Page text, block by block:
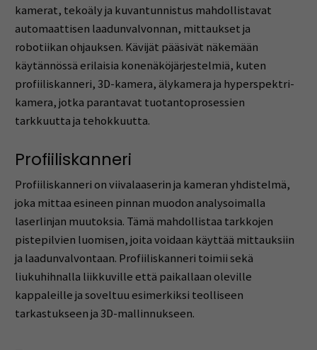
kamerat, tekoäly ja kuvantunnistus mahdollistavat
automaattisen laadunvalvonnan, mittaukset ja
robotiikan ohjauksen. Kävijät pääsivät näkemään
käytännössä erilaisia konenäköjärjestelmiä, kuten
profiiliskanneri, 3D-kamera, älykamera ja hyperspektri-
kamera, jotka parantavat tuotantoprosessien
tarkkuutta ja tehokkuutta.
Profiiliskanneri
Profiiliskanneri on viivalaaserin ja kameran yhdistelmä,
joka mittaa esineen pinnan muodon analysoimalla
laserlinjan muutoksia. Tämä mahdollistaa tarkkojen
pistepilvien luomisen, joita voidaan käyttää mittauksiin
ja laadunvalvontaan. Profiiliskanneri toimii sekä
liukuhihnalla liikkuville että paikallaan oleville
kappaleille ja soveltuu esimerkiksi teolliseen
tarkastukseen ja 3D-mallinnukseen.